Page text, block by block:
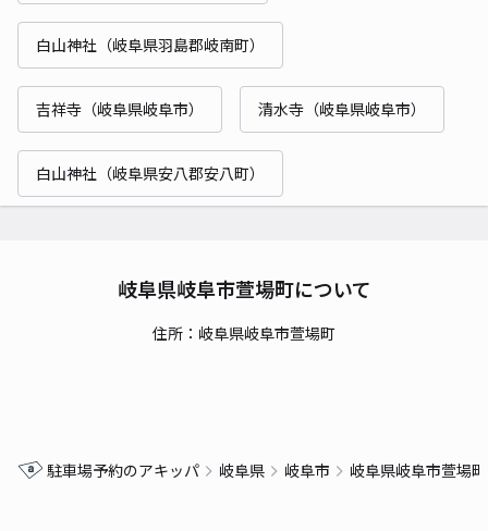
白山神社（岐阜県羽島郡岐南町）
吉祥寺（岐阜県岐阜市） 清水寺（岐阜県岐阜市）
白山神社（岐阜県安八郡安八町）
岐阜県岐阜市萱場町について
住所：岐阜県岐阜市萱場町
駐車場予約のアキッパ 岐阜県 岐阜市 岐阜県岐阜市萱場